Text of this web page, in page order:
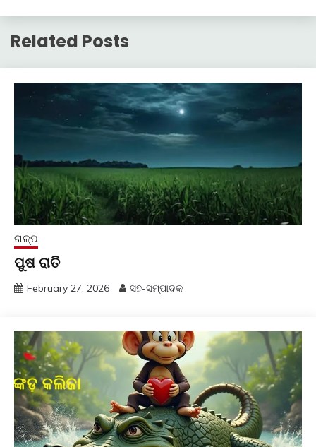
Related Posts
ଗଳ୍ପ
ପୁଷ ରାତି
February 27, 2026 ସହ-ସମ୍ପାଦକ